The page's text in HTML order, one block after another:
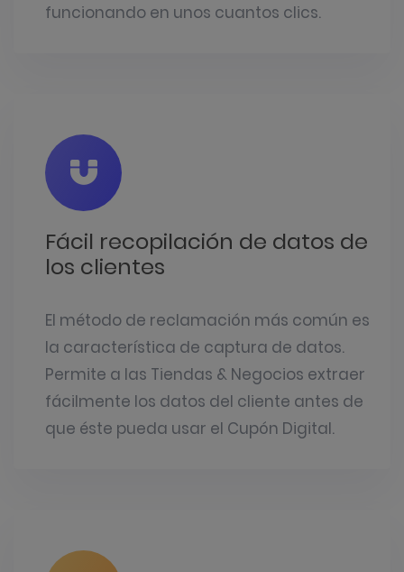
funcionando en unos cuantos clics.
Fácil recopilación de datos de
los clientes
El método de reclamación más común es
la característica de captura de datos.
Permite a las Tiendas & Negocios extraer
fácilmente los datos del cliente antes de
que éste pueda usar el Cupón Digital.